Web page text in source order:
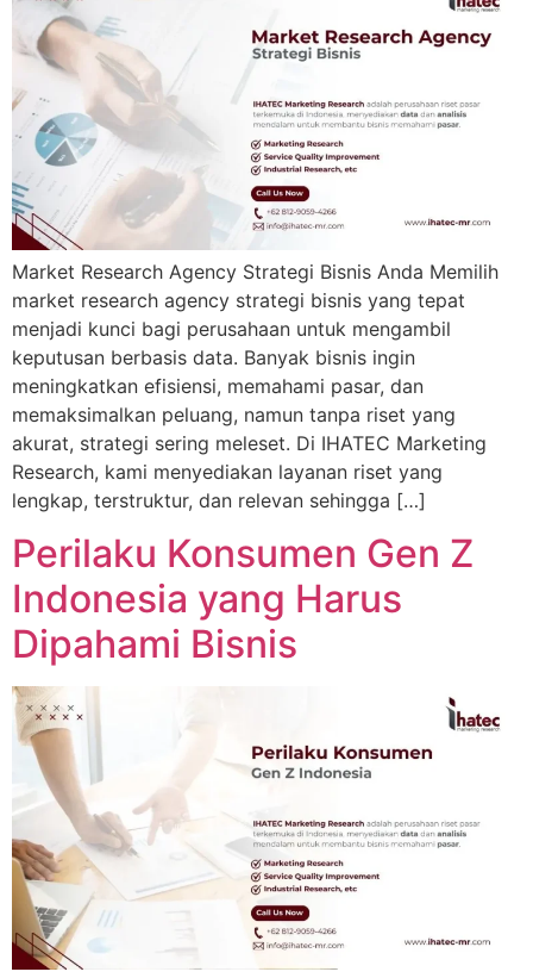
Market Research Agency Strategi Bisnis Anda Memilih
market research agency strategi bisnis yang tepat
menjadi kunci bagi perusahaan untuk mengambil
keputusan berbasis data. Banyak bisnis ingin
meningkatkan efisiensi, memahami pasar, dan
memaksimalkan peluang, namun tanpa riset yang
akurat, strategi sering meleset. Di IHATEC Marketing
Research, kami menyediakan layanan riset yang
lengkap, terstruktur, dan relevan sehingga […]
Perilaku Konsumen Gen Z
Indonesia yang Harus
Dipahami Bisnis